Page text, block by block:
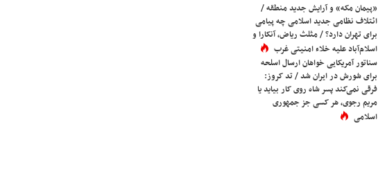
«پیمان مکه» و آرایش جدید منطقه /
ائتلاف نظامی جدید اسلامی چه پیامی
برای تهران دارد؟ / مثلث ریاض، آنکارا و
اسلام‌آباد علیه خلاء امنیتی غرب
سناتور آمریکایی خواهان ارسال اسلحه
برای شورش در ایران شد / تد کروز:
فرقی نمی‌کند پسر شاه روی کار بیاید یا
مریم رجوی، هر کسی جز جمهوری
اسلامی